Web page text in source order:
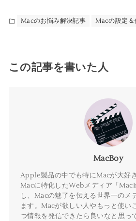
Macのお悩み解決記事 Macの設定＆
この記事を書いた人
MacBoy
Apple製品の中でも特にMacが大好
Macに特化したWebメディア「
し、Macの魅了を伝える世界一のメ
ます。Macが欲しい人やもっと使い
つ情報を発信できたら良いなと思っ